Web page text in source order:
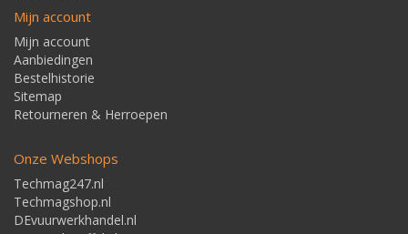
Mijn account
Mijn account
Aanbiedingen
Bestelhistorie
Sitemap
Retourneren & Herroepen
Onze Webshops
Techmag247.nl
Techmagshop.nl
DEvuurwerkhandel.nl